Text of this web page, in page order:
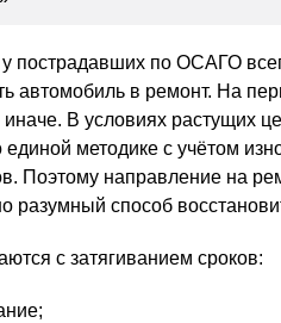
пострадавших по ОСАГО
автомобиль в ремонт. На
В условиях растущих
методике с учётом
Поэтому направление на
разумный способ
с затягиванием сроков: